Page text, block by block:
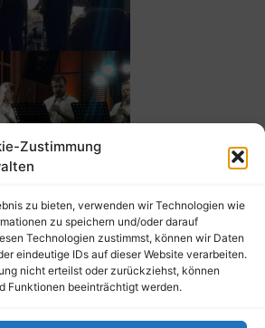
Zustimmung
zu bieten, verwenden wir Technologien wie
zu speichern und/oder darauf
Technologien zustimmst, können wir Daten
eindeutige IDs auf dieser Website verarbeiten.
nicht erteilst oder zurückziehst, können
Funktionen beeinträchtigt werden.